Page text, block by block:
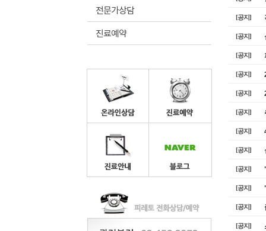
전문가상담
진료예약
[공지]
[공지]
[공지]
[공지]
[공지]
[공지]
[공지]
[공지]
[공지]
[공지]
[공지]
[공지]